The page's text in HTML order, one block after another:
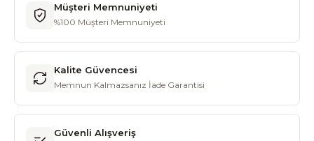
Müşteri Memnuniyeti
%100 Müşteri Memnuniyeti
Kalite Güvencesi
Memnun Kalmazsanız İade Garantisi
Güvenli Alışveriş